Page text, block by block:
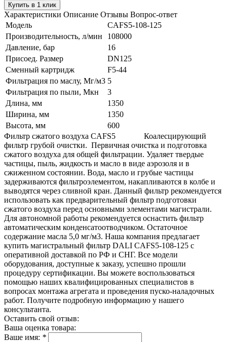
Купить в 1 клик
Характеристики Описание Отзывы Вопрос-ответ
Модель
CAFS5-108-125
Производительность, л/мин
108000
Давление, бар
16
Присоед. Размер
DN125
Сменный картридж
F5-44
Фильтрация по маслу, Мг/м3 5
Фильтрация по пыли, Мкн
3
Длина, мм
1350
Ширина, мм
1350
Высота, мм
600
Фильтр сжатого воздуха CAFS5 Коалесцирующий
фильтр грубой очистки. Первичная очистка и подготовка
сжатого воздуха для общей фильтрации. Удаляет твердые
частицы, пыль, жидкость и масло в виде аэрозоля и в
сжиженном состоянии. Вода, масло и грубые частицы
задерживаются фильтроэлементом, накапливаются в колбе и
выводятся через сливной кран. Данный фильтр рекомендуется
использовать как предварительный фильтр подготовки
сжатого воздуха перед основными элементами магистрали.
Для автономной работы рекомендуется оснастить фильтр
автоматическим конденсатоотводчиком. Остаточное
содержание масла 5,0 мг/м3. Наша компания предлагает
купить магистральный фильтр DALI CAFS5-108-125 с
оперативной доставкой по РФ и СНГ. Все модели
оборудования, доступные к заказу, успешно прошли
процедуру сертификации. Вы можете воспользоваться
помощью наших квалифицированных специалистов в
вопросах монтажа агрегата и проведения пуско-наладочных
работ. Получите подробную информацию у нашего
консультанта.
Оставить свой отзыв:
Ваша оценка товара:
Ваше имя: *